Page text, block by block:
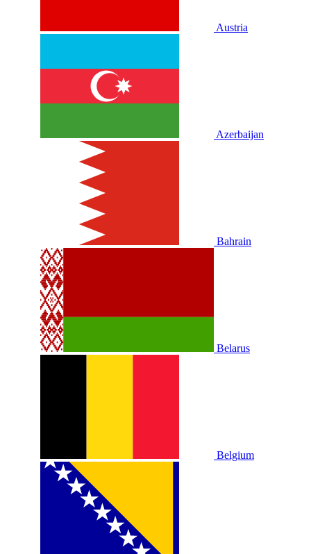
Austria
Azerbaijan
Bahrain
Belarus
Belgium